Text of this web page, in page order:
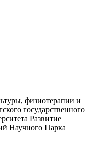
физиотерапии и
государственного
Развитие
Научного Парка